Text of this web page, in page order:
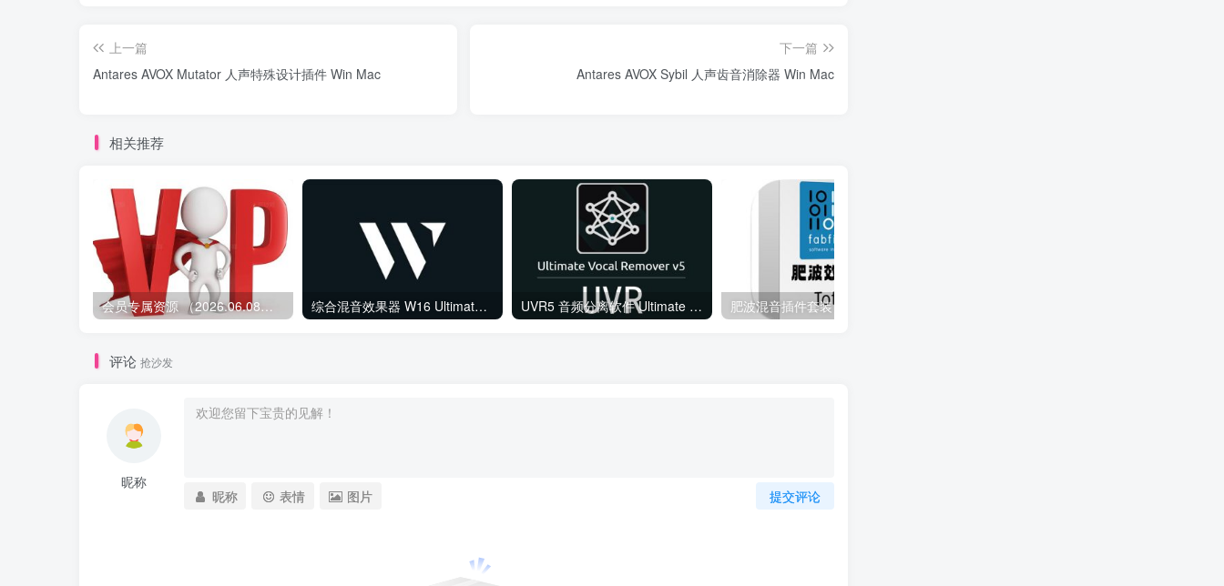
上一篇
Antares AVOX Mutator 人声特殊设计插件 Win Mac
下一篇
Antares AVOX Sybil 人声齿音消除器 Win Mac
相关推荐
会员专属资源 （2026.06.08更新） 综合混音效果器 W16 Ultimate v2026.02.14 VR UVR5 音频分离软件 Ultimate Vocal Remover v5.6.0
评论 抢沙发
昵称
提交评论
昵称 表情 图片